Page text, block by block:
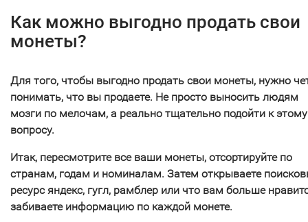
Как можно выгодно продать свои
монеты?
Для того, чтобы выгодно продать свои монеты, нужно
понимать, что вы продаете. Не просто выносить людям
мозги по мелочам, а реально тщательно подойти к этому
вопросу.
Итак, пересмотрите все ваши монеты, отсортируйте по
странам, годам и номиналам. Затем открываете
ресурс яндекс, гугл, рамблер или что вам больше
забиваете информацию по каждой монете.